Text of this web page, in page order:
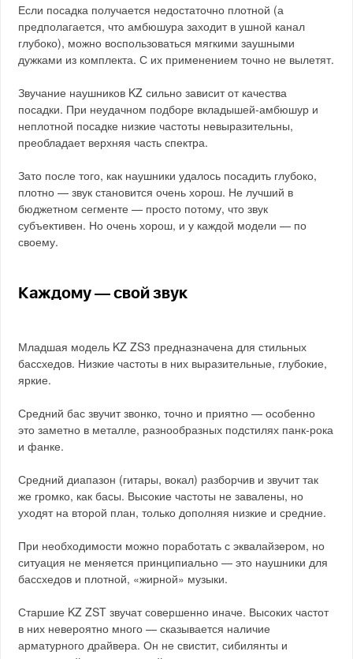
Если посадка получается недостаточно плотной (а
предполагается, что амбюшура заходит в ушной канал
глубоко), можно воспользоваться мягкими заушными
дужками из комплекта. С их применением точно не вылетят.
Звучание наушников KZ сильно зависит от качества
посадки. При неудачном подборе вкладышей-амбюшур и
неплотной посадке низкие частоты невыразительны,
преобладает верхняя часть спектра.
Зато после того, как наушники удалось посадить глубоко,
плотно — звук становится очень хорош. Не лучший в
бюджетном сегменте — просто потому, что звук
субъективен. Но очень хорош, и у каждой модели — по
своему.
Каждому — свой звук
Младшая модель KZ ZS3 предназначена для стильных
бассхедов. Низкие частоты в них выразительные, глубокие,
яркие.
Средний бас звучит звонко, точно и приятно — особенно
это заметно в металле, разнообразных подстилях панк-рока
и фанке.
Средний диапазон (гитары, вокал) разборчив и звучит так
же громко, как басы. Высокие частоты не завалены, но
уходят на второй план, только дополняя низкие и средние.
При необходимости можно поработать с эквалайзером, но
ситуация не меняется принципиально — это наушники для
бассхедов и плотной, «жирной» музыки.
Старшие KZ ZST звучат совершенно иначе. Высоких частот
в них невероятно много — сказывается наличие
арматурного драйвера. Он не свистит, сибилянты и